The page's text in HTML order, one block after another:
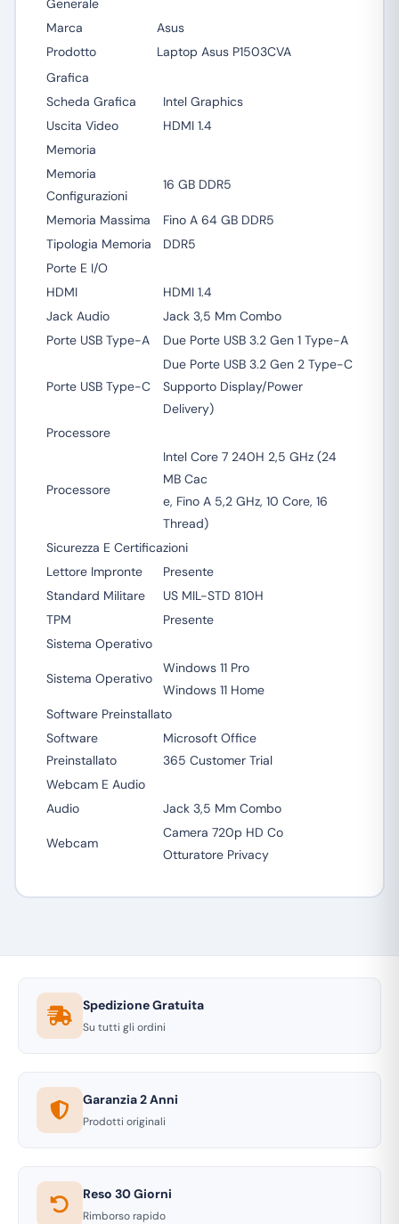
Generale
Marca
Asus
Prodotto
Laptop Asus P1503CVA
Grafica
Scheda Grafica
Intel Graphics
Uscita Video
HDMI 1.4
Memoria
Memoria
Configurazioni
16 GB DDR5
Memoria Massima
Fino A 64 GB DDR5
Tipologia Memoria
DDR5
Porte E I/O
HDMI
HDMI 1.4
Jack Audio
Jack 3,5 Mm Combo
Porte USB Type-A
Due Porte USB 3.2 Gen 1 Type-A
Porte USB Type-C
Due Porte USB 3.2 Gen 2 Type-C
Supporto Display/Power
Delivery)
Processore
Processore
Intel Core 7 240H 2,5 GHz (24
MB Cac
e, Fino A 5,2 GHz, 10 Core, 16
Thread)
Sicurezza E Certificazioni
Lettore Impronte
Presente
Standard Militare
US MIL-STD 810H
TPM
Presente
Sistema Operativo
Sistema Operativo
Windows 11 Pro
Windows 11 Home
Software Preinstallato
Software
Preinstallato
Microsoft Office
365 Customer Trial
Webcam E Audio
Audio
Jack 3,5 Mm Combo
Webcam
Camera 720p HD Co
Otturatore Privacy
Spedizione Gratuita
Su tutti gli ordini
Garanzia 2 Anni
Prodotti originali
Reso 30 Giorni
Rimborso rapido